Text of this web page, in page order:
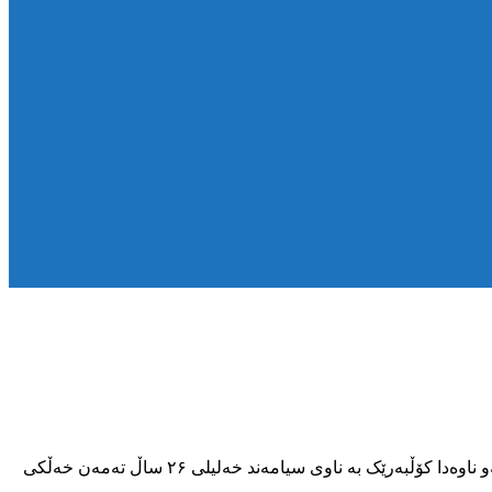
چوارشەمە ۲۹ ڕەشەمە ۱۳۹۷ هەتاوی ، هێزە چەکدارەکانی کۆماری ئیسلامی ئێران دیسان هێرشیان کردە سەر دەستەیەک لە کۆڵبەران و لەو ناوەدا کۆڵبەرێک بە ناوی سیامەند خەلیلی ۲۶ ساڵ تەمەن خەڵکی